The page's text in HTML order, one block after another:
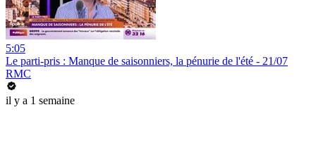
5:05
Le parti-pris : Manque de saisonniers, la pénurie de l'été - 21/07
RMC
il y a 1 semaine